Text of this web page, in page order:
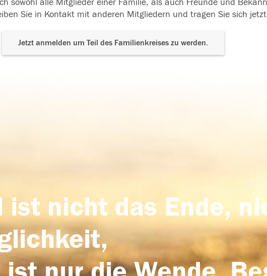
sowohl alle Mitglieder einer Familie, als auch Freunde und
Sie in Kontakt mit anderen Mitgliedern und tragen Sie sich
Jetzt anmelden um Teil des Familienkreises zu werden.
ist nicht das Ende,